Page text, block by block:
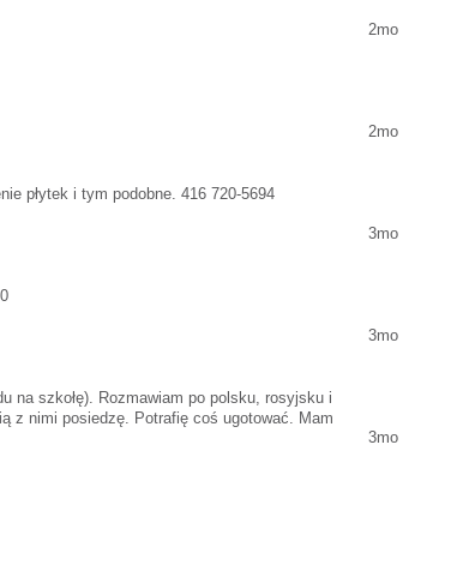
2mo
2mo
płytek i tym podobne. 416 720-5694
3mo
3mo
na szkołę). Rozmawiam po polsku, rosyjsku i
z nimi posiedzę. Potrafię coś ugotować. Mam
3mo